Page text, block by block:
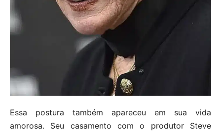
Essa postura também apareceu em sua vida
amorosa. Seu casamento com o produtor Steve